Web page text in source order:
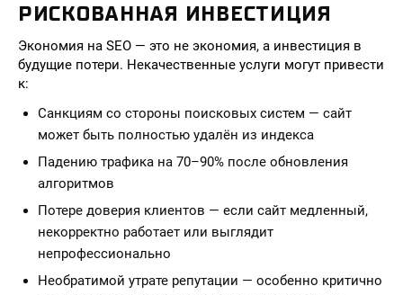
РИСКОВАННАЯ ИНВЕСТИЦИЯ
Экономия на SEO — это не экономия, а инвестиция в
будущие потери. Некачественные услуги могут привести
к:
Санкциям со стороны поисковых систем — сайт
может быть полностью удалён из индекса
Падению трафика на 70–90% после обновления
алгоритмов
Потере доверия клиентов — если сайт медленный,
некорректно работает или выглядит
непрофессионально
Необратимой утрате репутации — особенно критично